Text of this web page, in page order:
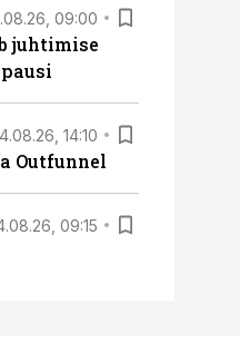
09:00
juhtimise
14:10
Outfunnel
09:15